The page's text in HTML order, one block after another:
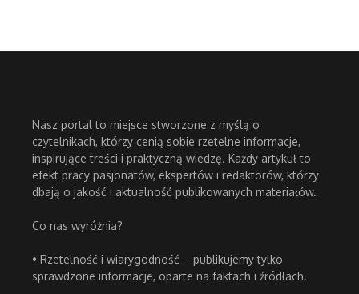
Nasz portal to miejsce stworzone z myślą o
czytelnikach, którzy cenią sobie rzetelne informacje,
inspirujące treści i praktyczną wiedzę. Każdy artykuł to
efekt pracy pasjonatów, ekspertów i redaktorów, którzy
dbają o jakość i aktualność publikowanych materiałów.
Co nas wyróżnia?
• Rzetelność i wiarygodność – publikujemy tylko
sprawdzone informacje, oparte na faktach i źródłach.